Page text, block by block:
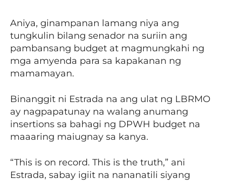
Aniya, ginampanan lamang niya ang
tungkulin bilang senador na suriin ang
pambansang budget at magmungkahi ng
mga amyenda para sa kapakanan ng
mamamayan.
Binanggit ni Estrada na ang ulat ng LBRMO
ay nagpapatunay na walang anumang
insertions sa bahagi ng DPWH budget na
maaaring maiugnay sa kanya.
“This is on record. This is the truth,” ani
Estrada, sabay igiit na nananatili siyang